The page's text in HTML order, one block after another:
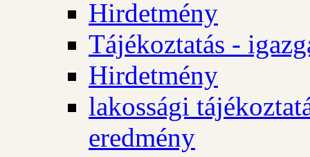
Hirdetmény
Tájékoztatás -
Hirdetmény
lakossági
eredmény